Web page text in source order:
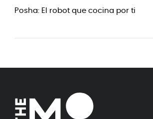
Posha: El robot que cocina por ti